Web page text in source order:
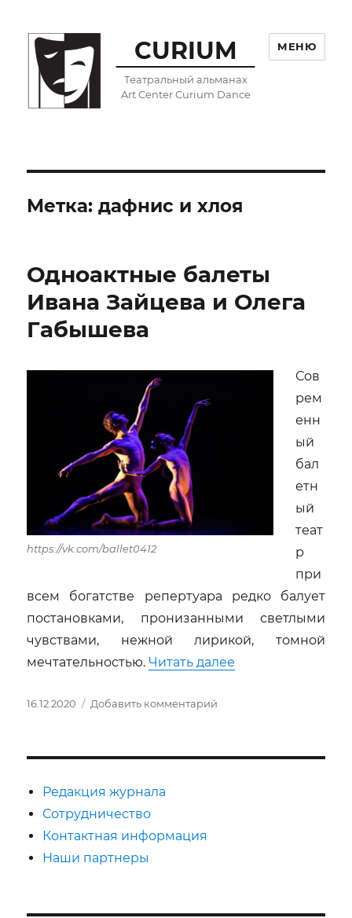
CURIUM
Театральный альманах
Art Center Curium Dance
МЕНЮ
Метка:дафнис и хлоя
Одноактные балеты
Ивана Зайцева и Олега
Габышева
https://vk.com/ballet0412
Сов
рем
енн
ый
бал
етн
ый
теат
р
при
всем богатстве репертуара редко балует
постановками, пронизанными светлыми
чувствами, нежной лирикой, томной
мечтательностью. Читать далее
Опубликовано
16.12.2020 Добавить комментарий
Редакция журнала
Сотрудничество
Контактная информация
Наши партнеры